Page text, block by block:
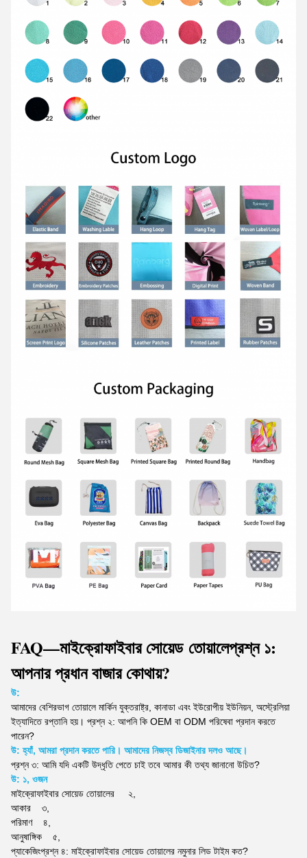
FAQ—মাইক্রোফাইবার সোয়েডতোয়ালেপ্রশ্ন ১:
আপনার প্রধান বাজার কোথায়?
উ:
আমাদের বেশিরভাগ তোয়ালে মার্কিন যুক্তরাষ্ট্র, কানাডা এবং ইউরোপীয় ইউনিয়ন, অস্ট্রেলিয়া
ইত্যাদিতে রপ্তানি হয়। প্রশ্ন ২: আপনি কি OEM বা ODM পরিষেবা প্রদান করতে
পারেন?
উ: হ্যাঁ, আমরা প্রদান করতে পারি। আমাদের নিজস্ব ডিজাইনার দলও আছে।
প্রশ্ন ৩: আমি যদি একটি উদ্ধৃতি পেতে চাই তবে আমার কী তথ্য জানানো উচিত?
উ: ১, ওজন
মাইক্রোফাইবার সোয়েড তোয়ালের
২,
আকার ৩,
পরিমাণ৪,
আনুষাঙ্গিক ৫,
প্যাকেজিংপ্রশ্ন ৪: মাইক্রোফাইবার সোয়েড তোয়ালের নমুনার লিড টাইম কত?